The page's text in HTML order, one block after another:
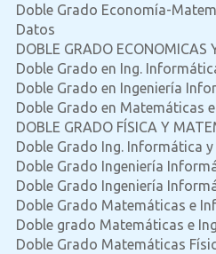
Doble Grado Economía-
Datos
DOBLE GRADO ECONOMICAS
Doble Grado en Ing.
Doble Grado en Ingeniería
Doble Grado en Matemáticas
DOBLE GRADO FÍSICA Y
Doble Grado Ing. Informática
Doble Grado Ingeniería
Doble Grado Ingeniería
Doble Grado Matemáticas e
Doble grado Matemáticas e
Doble Grado Matemáticas